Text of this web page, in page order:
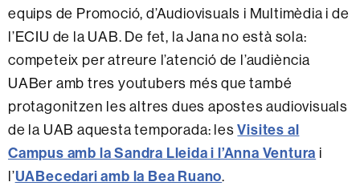
equips de Promoció, d’Audiovisuals i Multimèdia i de
l’ECIU de la UAB. De fet, la Jana no està sola:
competeix per atreure l’atenció de l’audiència
UABer amb tres youtubers més que també
protagonitzen les altres dues apostes audiovisuals
de la UAB aquesta temporada: lesVisites al
Campus amb la Sandra Lleida i l’Anna Ventura i
l’UABecedari amb la Bea Ruano.